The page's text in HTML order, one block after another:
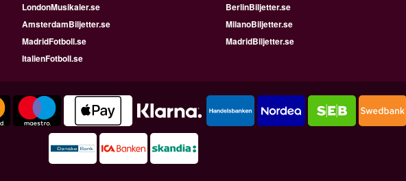
LondonMusikaler.se
BerlinBiljetter.se
AmsterdamBiljetter.se
MilanoBiljetter.se
MadridFotboll.se
MadridBiljetter.se
ItalienFotboll.se